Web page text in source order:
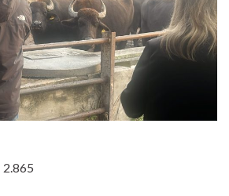
2.865